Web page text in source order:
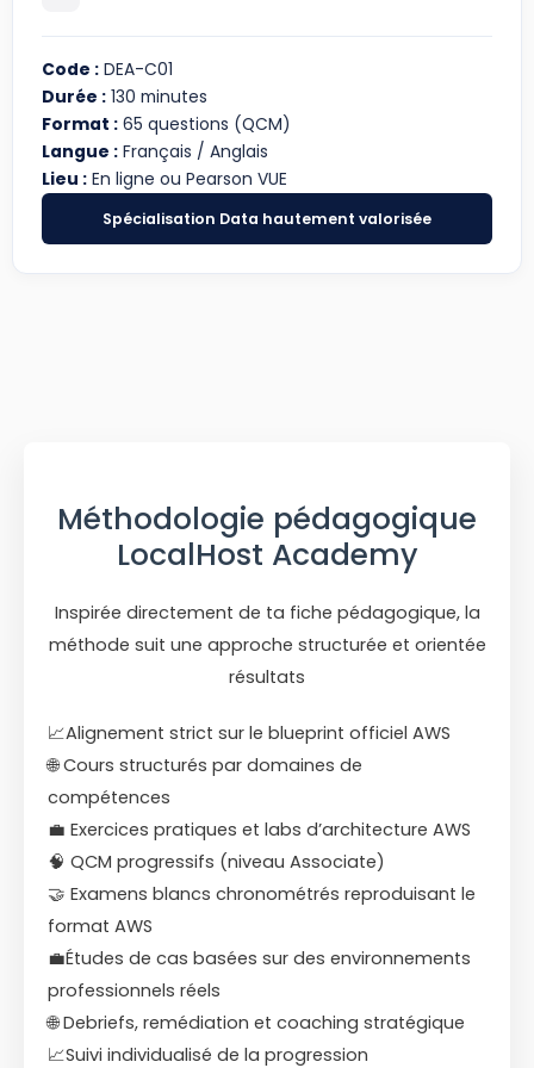
Code : DEA-C01
Durée : 130 minutes
Format : 65 questions (QCM)
Langue : Français / Anglais
Lieu : En ligne ou Pearson VUE
Spécialisation Data hautement valorisée
Méthodologie pédagogique
LocalHost Academy
Inspirée directement de ta fiche pédagogique, la
méthode suit une approche structurée et orientée
résultats
📈Alignement strict sur le blueprint officiel AWS
🌐 Cours structurés par domaines de
compétences
💼 Exercices pratiques et labs d’architecture AWS
🧠 QCM progressifs (niveau Associate)
🤝 Examens blancs chronométrés reproduisant le
format AWS
💼Études de cas basées sur des environnements
professionnels réels
🌐 Debriefs, remédiation et coaching stratégique
📈Suivi individualisé de la progression